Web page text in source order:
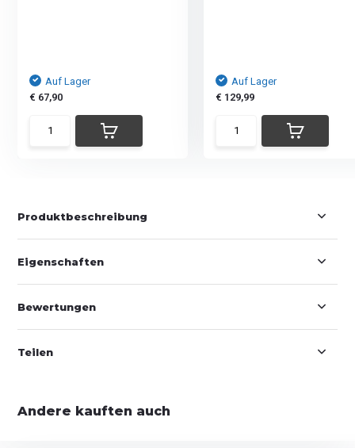
Auf Lager
€ 67,90
Auf Lager
€ 129,99
Produktbeschreibung
Eigenschaften
Bewertungen
Teilen
Andere kauften auch